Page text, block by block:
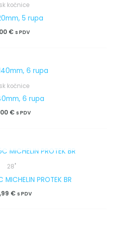
kočnice
5 rupa
€ s PDV
kočnice
6 rupa
€ s PDV
28"
PROTEK BR
€ s PDV